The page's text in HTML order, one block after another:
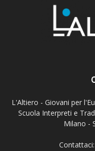
L'Altiero - Giovani per
Scuola Interpreti e
Milano -
Contattaci: